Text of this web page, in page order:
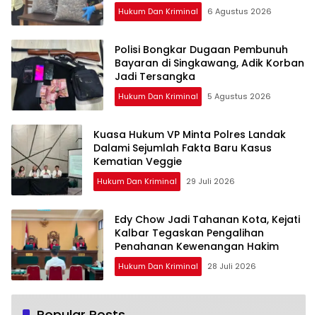
Hukum Dan Kriminal 6 Agustus 2026
Polisi Bongkar Dugaan Pembunuh
Bayaran di Singkawang, Adik Korban
Jadi Tersangka
Hukum Dan Kriminal 5 Agustus 2026
Kuasa Hukum VP Minta Polres Landak
Dalami Sejumlah Fakta Baru Kasus
Kematian Veggie
Hukum Dan Kriminal 29 Juli 2026
Edy Chow Jadi Tahanan Kota, Kejati
Kalbar Tegaskan Pengalihan
Penahanan Kewenangan Hakim
Hukum Dan Kriminal 28 Juli 2026